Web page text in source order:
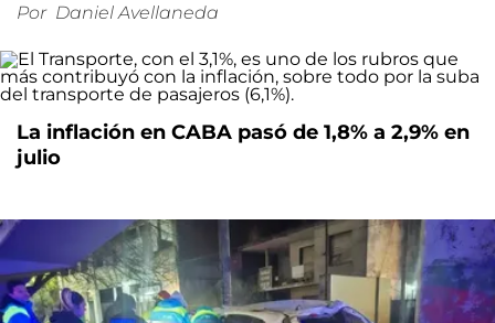
Por Daniel Avellaneda
La inflación en CABA pasó de 1,8% a 2,9% en
julio